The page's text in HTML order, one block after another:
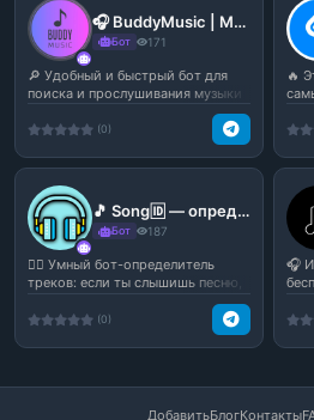
🎧 BuddyMusic | Музыка — музыкальный бот в Telegram
Бот 171
🔎 Удобный и быстрый бот для
поиска и прослушивания музыки
(0)
🔥
🎵 Song🆔 — определитель музыки в Telegram
Бот 187
🕵️‍♂️ Умный бот-определитель
треков: если ты слышишь песню,
(0)
🎧
ДобавитьБлогКонтакты